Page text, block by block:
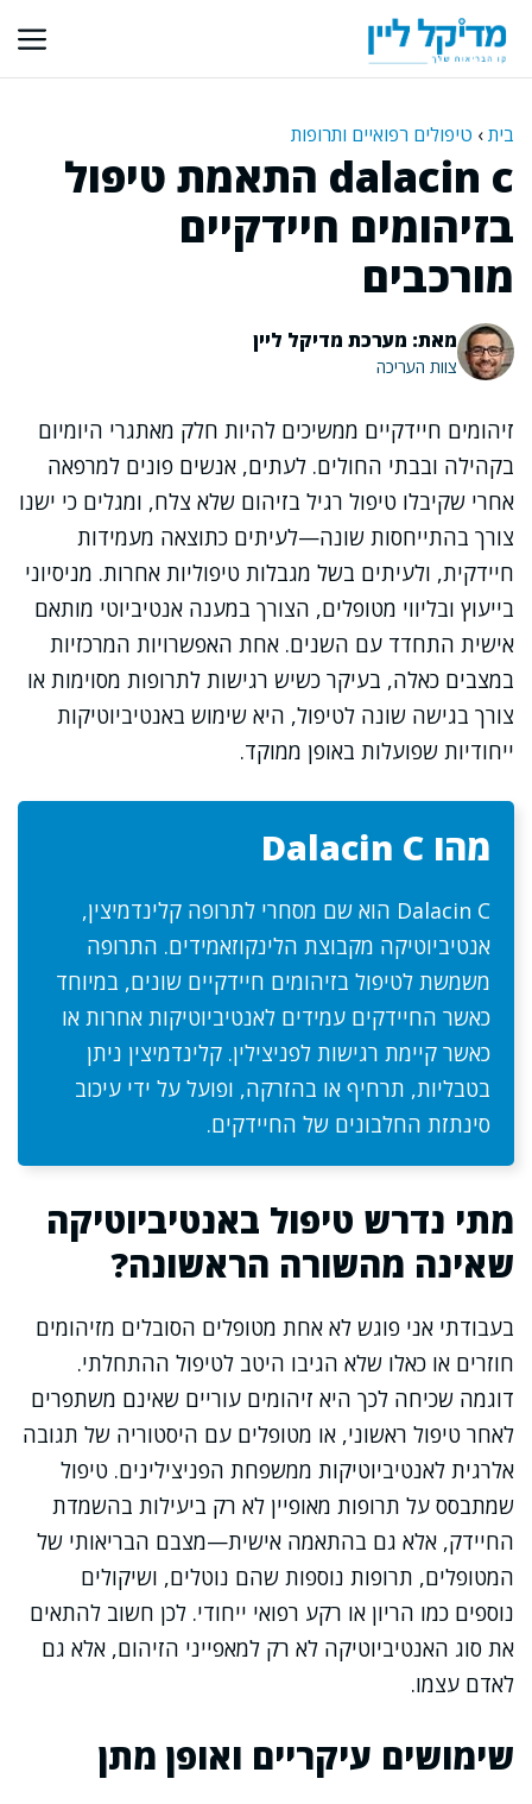
לתוכן
בית› טיפולים רפואיים ותרופות
dalacin c התאמת טיפול
בזיהומים חיידקיים
מורכבים
מאת: מערכת מדיקל ליין
צוות העריכה
זיהומים חיידקיים ממשיכים להיות חלק מאתגרי היומיום
בקהילה ובבתי החולים. לעתים, אנשים פונים למרפאה
אחרי שקיבלו טיפול רגיל בזיהום שלא צלח, ומגלים כי ישנו
צורך בהתייחסות שונה—לעיתים כתוצאה מעמידות
חיידקית, ולעיתים בשל מגבלות טיפוליות אחרות. מניסיוני
בייעוץ ובליווי מטופלים, הצורך במענה אנטיביוטי מותאם
אישית התחדד עם השנים. אחת האפשרויות המרכזיות
במצבים כאלה, בעיקר כשיש רגישות לתרופות מסוימות או
צורך בגישה שונה לטיפול, היא שימוש באנטיביוטיקות
ייחודיות שפועלות באופן ממוקד.
מהו Dalacin C
Dalacin C הוא שם מסחרי לתרופה קלינדמיצין,
אנטיביוטיקה מקבוצת הלינקוזאמידים. התרופה
משמשת לטיפול בזיהומים חיידקיים שונים, במיוחד
כאשר החיידקים עמידים לאנטיביוטיקות אחרות או
כאשר קיימת רגישות לפניצילין. קלינדמיצין ניתן
בטבליות, תרחיף או בהזרקה, ופועל על ידי עיכוב
סינתזת החלבונים של החיידקים.
מתי נדרש טיפול באנטיביוטיקה
שאינה מהשורה הראשונה?
בעבודתי אני פוגש לא אחת מטופלים הסובלים מזיהומים
חוזרים או כאלו שלא הגיבו היטב לטיפול ההתחלתי.
דוגמה שכיחה לכך היא זיהומים עוריים שאינם משתפרים
לאחר טיפול ראשוני, או מטופלים עם היסטוריה של תגובה
אלרגית לאנטיביוטיקות ממשפחת הפניצילינים. טיפול
שמתבסס על תרופות מאופיין לא רק ביעילות בהשמדת
החיידק, אלא גם בהתאמה אישית—מצבם הבריאותי של
המטופלים, תרופות נוספות שהם נוטלים, ושיקולים
נוספים כמו הריון או רקע רפואי ייחודי. לכן חשוב להתאים
את סוג האנטיביוטיקה לא רק למאפייני הזיהום, אלא גם
לאדם עצמו.
שימושים עיקריים ואופן מתן